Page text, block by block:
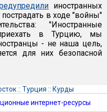
иностранных
пострадать в ходе "войны"
"Иностранные
в Турцию, мы
- не наша цель,
для них безопасной
:: Турция :: Курды
интернет-ресурсы